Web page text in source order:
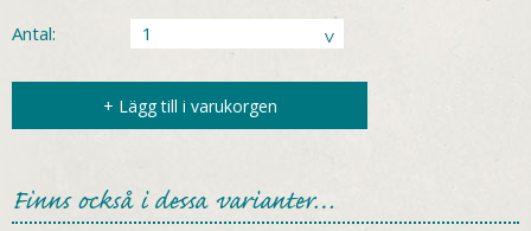
Antal:
+ Lägg till i varukorgen
Finns också i dessa varianter…